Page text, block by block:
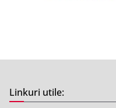
Linkuri utile: